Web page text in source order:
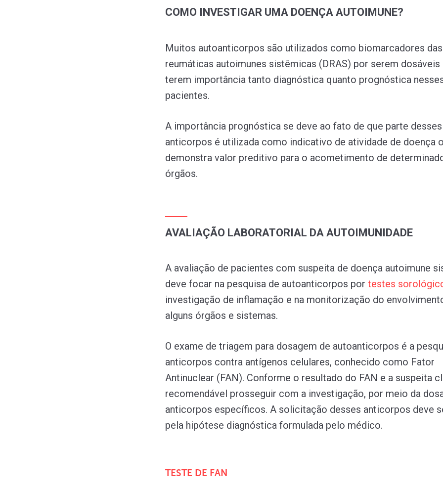
COMO INVESTIGAR UMA DOENÇA AUTOIMUNE?
Muitos autoanticorpos são utilizados como biomarcadores
reumáticas autoimunes sistêmicas (DRAS) por serem dosáveis
terem importância tanto diagnóstica quanto prognóstica
pacientes.
A importância prognóstica se deve ao fato de que parte desses
anticorpos é utilizada como indicativo de atividade de doença
demonstra valor preditivo para o acometimento de
órgãos.
AVALIAÇÃO LABORATORIAL DA AUTOIMUNIDADE
A avaliação de pacientes com suspeita de doença autoimune
deve focar na pesquisa de autoanticorpos por testes
investigação de inflamação e na monitorização do
alguns órgãos e sistemas.
O exame de triagem para dosagem de autoanticorpos é a
anticorpos contra antígenos celulares, conhecido como Fator
Antinuclear (FAN). Conforme o resultado do FAN e a suspeita
recomendável prosseguir com a investigação, por meio da
anticorpos específicos. A solicitação desses anticorpos deve
pela hipótese diagnóstica formulada pelo médico.
TESTE DE FAN